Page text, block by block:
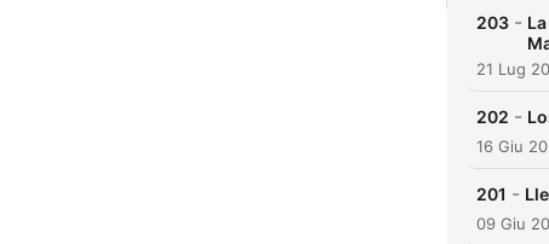
203 -
21 Lug
202 -
16 Giu
201 -
09 Giu